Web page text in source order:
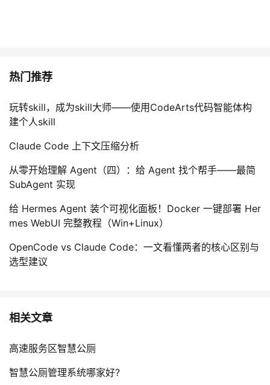
证
实
验
的
收
藏
持
建
议
热门推荐
玩转skill，成为skill大师——使用CodeArts代码智能体构
建个人skill
Claude Code 上下文压缩分析
从零开始理解 Agent（四）：给 Agent 找个帮手——最简
SubAgent 实现
给 Hermes Agent 装个可视化面板！Docker 一键部署 Her
mes WebUI 完整教程（Win+Linux）
OpenCode vs Claude Code：一文看懂两者的核心区别与
选型建议
相关文章
高速服务区智慧公厕
智慧公厕管理系统哪家好?